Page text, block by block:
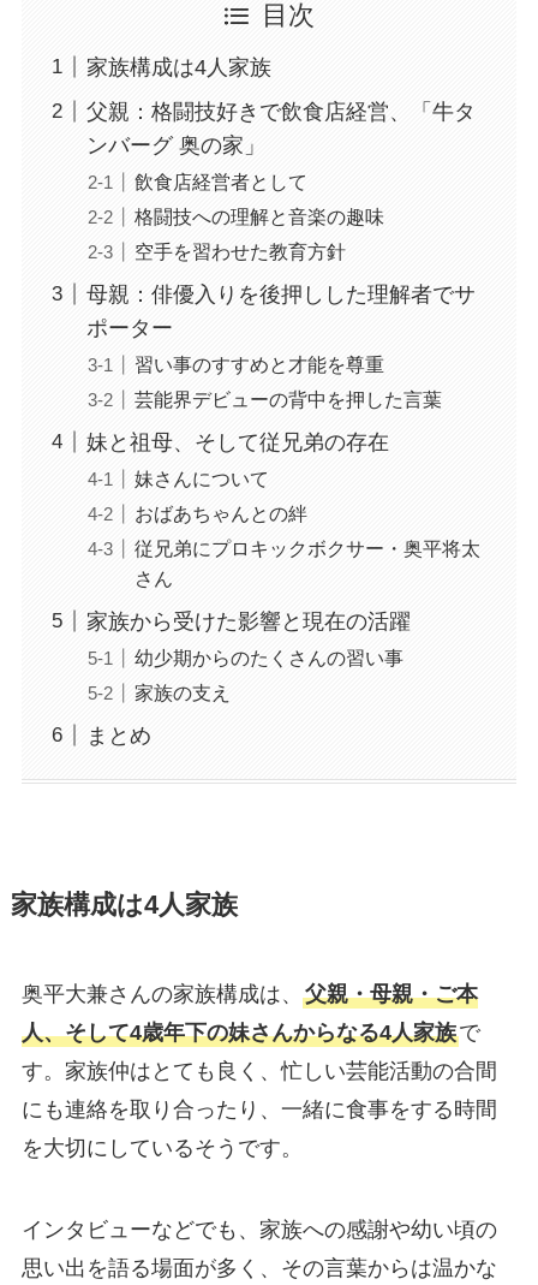
目次
家族構成は4人家族
父親：格闘技好きで飲食店経営、「牛タ
ンバーグ 奥の家」
飲食店経営者として
格闘技への理解と音楽の趣味
空手を習わせた教育方針
母親：俳優入りを後押しした理解者でサ
ポーター
習い事のすすめと才能を尊重
芸能界デビューの背中を押した言葉
妹と祖母、そして従兄弟の存在
妹さんについて
おばあちゃんとの絆
従兄弟にプロキックボクサー・奥平将太
さん
家族から受けた影響と現在の活躍
幼少期からのたくさんの習い事
家族の支え
まとめ
家族構成は4人家族
奥平大兼さんの家族構成は、 父親・母親・ご本
人、そして4歳年下の妹さんからなる4人家族で
す。家族仲はとても良く、忙しい芸能活動の合間
にも連絡を取り合ったり、一緒に食事をする時間
を大切にしているそうです。
インタビューなどでも、家族への感謝や幼い頃の
思い出を語る場面が多く、その言葉からは温かな